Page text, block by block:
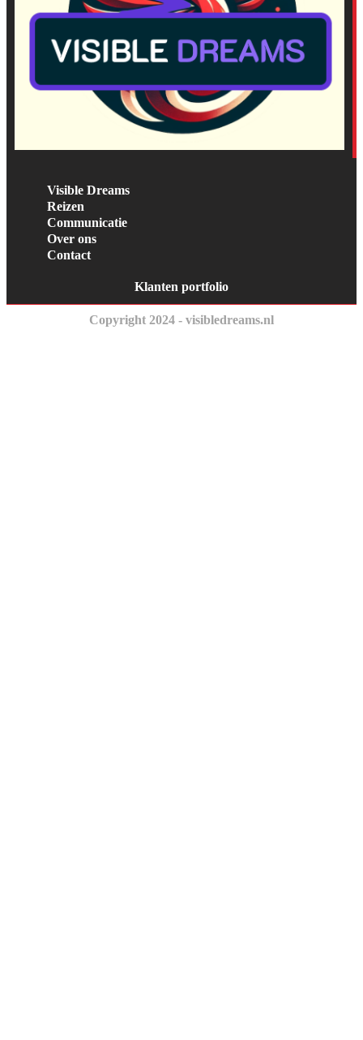
Visible Dreams
Reizen
Communicatie
Over ons
Contact
Klanten portfolio
Copyright 2024 - visibledreams.nl